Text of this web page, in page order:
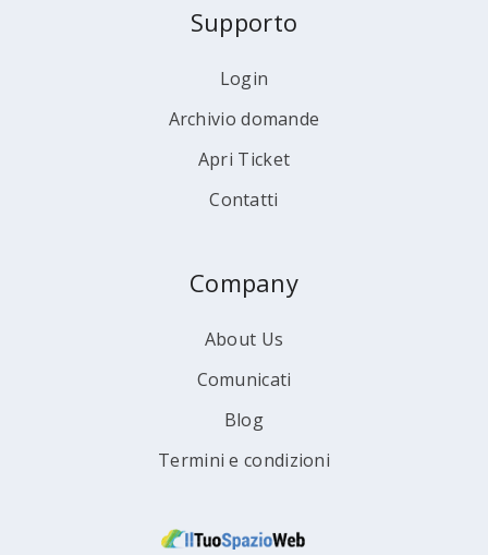
Supporto
Login
Archivio domande
Apri Ticket
Contatti
Company
About Us
Comunicati
Blog
Termini e condizioni